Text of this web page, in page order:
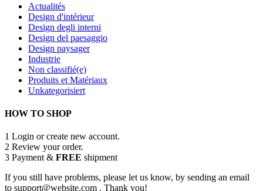
Actualités
Design d'intérieur
Design degli interni
Design del paesaggio
Design paysager
Industrie
Non classifié(e)
Produits et Matériaux
Unkategorisiert
HOW TO SHOP
1 Login or create new account.
2 Review your order.
3 Payment & FREE shipment
If you still have problems, please let us know, by sending an email
to support@website.com . Thank you!